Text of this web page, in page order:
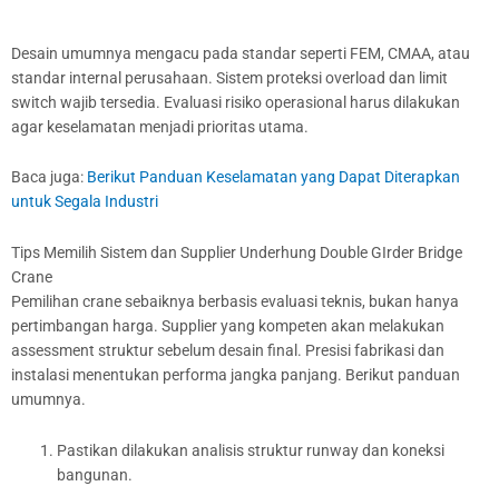
Desain umumnya mengacu pada standar seperti FEM, CMAA, atau
standar internal perusahaan. Sistem proteksi overload dan limit
switch wajib tersedia. Evaluasi risiko operasional harus dilakukan
agar keselamatan menjadi prioritas utama.
Baca juga: Berikut Panduan Keselamatan yang Dapat Diterapkan
untuk Segala Industri
Tips Memilih Sistem dan Supplier Underhung Double GIrder Bridge
Crane
Pemilihan crane sebaiknya berbasis evaluasi teknis, bukan hanya
pertimbangan harga. Supplier yang kompeten akan melakukan
assessment struktur sebelum desain final. Presisi fabrikasi dan
instalasi menentukan performa jangka panjang. Berikut panduan
umumnya.
Pastikan dilakukan analisis struktur runway dan koneksi
bangunan.